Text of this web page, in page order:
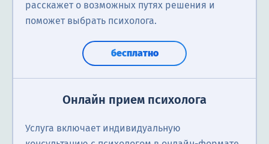
расскажет о возможных путях решения и
поможет выбрать психолога.
бесплатно
Онлайн прием психолога
Услуга включает индивидуальную